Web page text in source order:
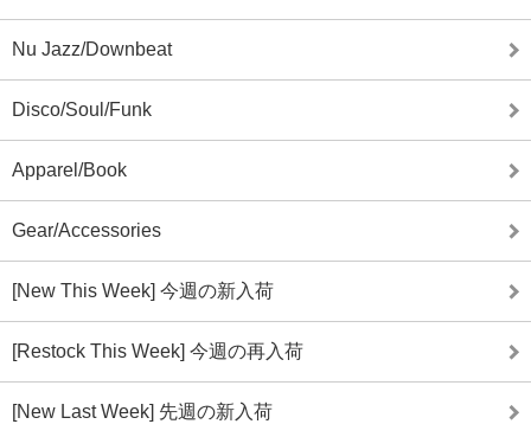
Nu Jazz/Downbeat
Disco/Soul/Funk
Apparel/Book
Gear/Accessories
[New This Week] 今週の新入荷
[Restock This Week] 今週の再入荷
[New Last Week] 先週の新入荷